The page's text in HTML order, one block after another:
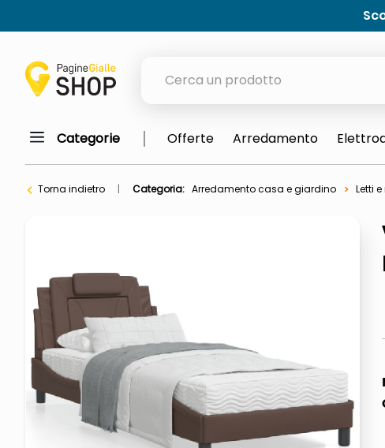
orologio parete
italia independent occhiali sole
lucidatrice pavimenti
pattumiera raccolta differenziata
asciuga capelli spazzola
Categorie Offerte Arredamento
Torna indietro Categoria: Arredamento casa e giardino Letti